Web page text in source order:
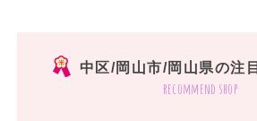
中区/岡山市/岡山県の注
recommend shop